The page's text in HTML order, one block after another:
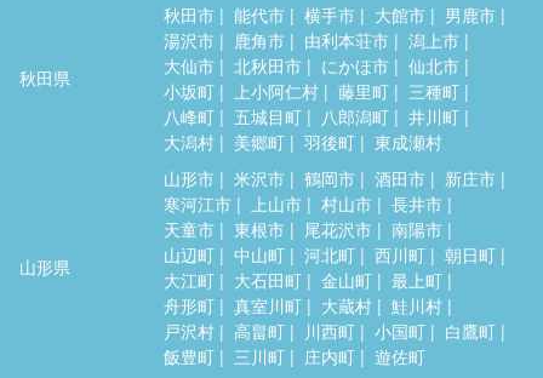
秋田県
秋田市 能代市 横手市 大館市
男鹿市
湯沢市
鹿角市 由利本荘市
潟上市
大仙市
北秋田市 にかほ市
仙北市
小坂町
上小阿仁村 藤里町
三種町
八峰町
五城目町 八郎潟町
井川町
大潟村
美郷町 羽後町 東成瀬村
山形県
山形市 米沢市 鶴岡市 酒田市
新庄市
寒河江市
上山市 村山市
長井市
天童市
東根市 尾花沢市
南陽市
山辺町
中山町 河北町 西川町
朝日町
大江町
大石田町 金山町
最上町
舟形町
真室川町 大蔵村
鮭川村
戸沢村
高畠町 川西町 小国町
白鷹町
飯豊町
三川町 庄内町 遊佐町